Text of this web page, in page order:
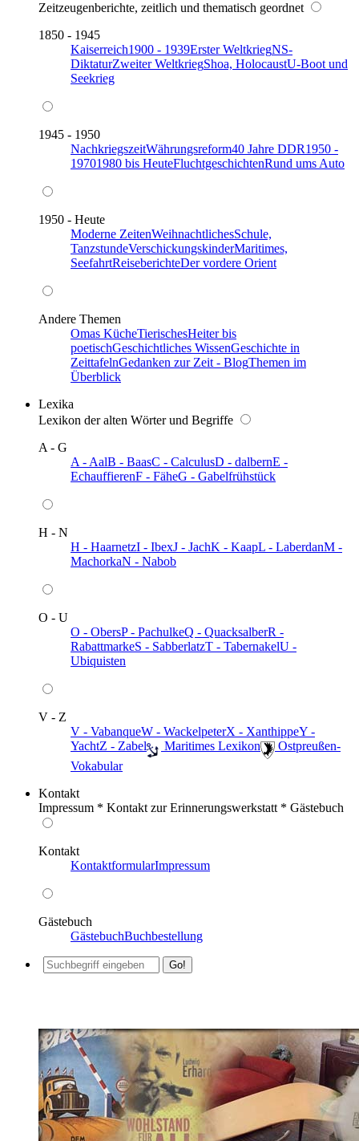
Zeitzeugenberichte, zeitlich und thematisch geordnet
1850 - 1945
Kaiserreich1900 - 1939Erster WeltkriegNS-
DiktaturZweiter WeltkriegShoa, HolocaustU-Boot und
Seekrieg
1945 - 1950
NachkriegszeitWährungsreform40 Jahre DDR1950 -
19701980 bis HeuteFluchtgeschichtenRund ums Auto
1950 - Heute
Moderne ZeitenWeihnachtlichesSchule,
TanzstundeVerschickungskinderMaritimes,
SeefahrtReiseberichteDer vordere Orient
Andere Themen
Omas KücheTierischesHeiter bis
poetischGeschichtliches WissenGeschichte in
ZeittafelnGedanken zur Zeit - BlogThemen im
Überblick
Lexika
Lexikon der alten Wörter und Begriffe
A - G
A - AalB - BaasC - CalculusD - dalbernE -
EchauffierenF - FäheG - Gabelfrühstück
H - N
H - HaarnetzI - IbexJ - JachK - KaapL - LaberdanM -
MachorkaN - Nabob
O - U
O - ObersP - PachulkeQ - QuacksalberR -
RabattmarkeS - SabberlatzT - TabernakelU -
Ubiquisten
V - Z
V - VabanqueW - WackelpeterX - XanthippeY -
YachtZ - Zabel ️ Maritimes Lexikon
️ Ostpreußen-
Vokabular
Kontakt
Impressum * Kontakt zur Erinnerungswerkstatt * Gästebuch
Kontakt
KontaktformularImpressum
Gästebuch
GästebuchBuchbestellung